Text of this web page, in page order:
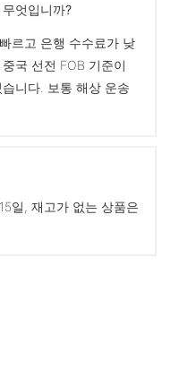
엇입니까?
르고 은행 수수료가 낮
국 선전 FOB 기준이
니다. 보통 해상 운송
일, 재고가 없는 상품은